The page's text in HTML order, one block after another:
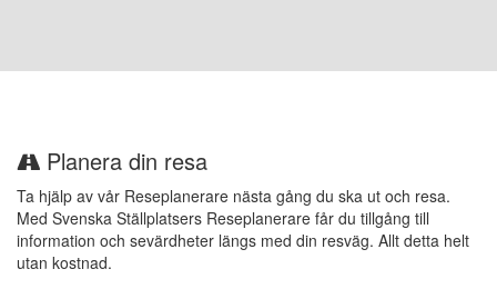
Planera din resa
Ta hjälp av vår Reseplanerare nästa gång du ska ut och resa.
Med Svenska Ställplatsers Reseplanerare får du tillgång till
information och sevärdheter längs med din resväg. Allt detta helt
utan kostnad.